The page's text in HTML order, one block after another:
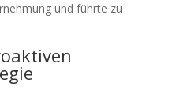
und führte zu